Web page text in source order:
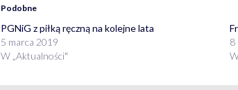
Podobne
PGNiG z piłką ręczną na kolejne lata
5 marca 2019
W „Aktualności"
8